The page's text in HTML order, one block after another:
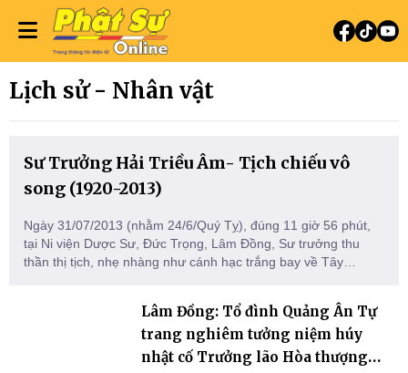
Lịch sử - Nhân vật
Sư Trưởng Hải Triều Âm- Tịch chiếu vô
song (1920-2013)
Ngày 31/07/2013 (nhằm 24/6/Quý Tỵ), đúng 11 giờ 56 phút,
tại Ni viện Dược Sư, Đức Trọng, Lâm Đồng, Sư trưởng thu
thần thị tịch, nhẹ nhàng như cánh hạc trắng bay về Tây
Lâm Đồng: Tổ đình Quảng Ân Tự
trang nghiêm tưởng niệm húy
nhật cố Trưởng lão Hòa thượng